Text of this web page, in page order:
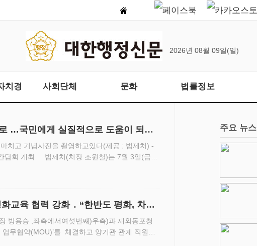
2026년 08월 09일(일)
치경 사회단체 문화 법률정보
…국민에게 실질적으로 도움이 되어
치고 기념사진을 촬영하고있다(제공 ; 법제처) -
담회 개최 법제처(처장 조원철)는 7월 3일(금)
교육 협력 강화 ․ “한반도 평화, 차세
방용승 ,좌측에서여섯번쨰)우측)과 재외동포청
무협약(MOU)’를 체결하고 양기관 관계 직원이
주요 뉴스